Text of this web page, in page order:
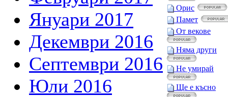
Януари 2017
Декември 2016
Септември 2016
Юли 2016
Орис
Памет
От векове
Няма други
Не умирай
Ще е късно